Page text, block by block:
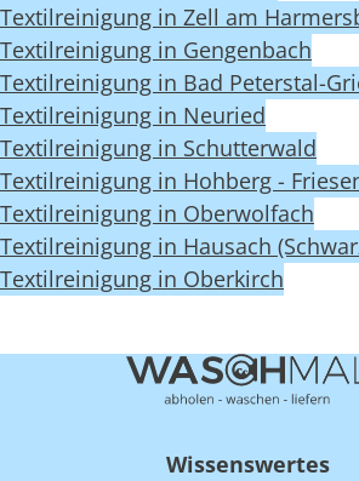
Textilreinigung in Zell am
Textilreinigung in Gengenbach
Textilreinigung in Bad Peterstal-
Textilreinigung in Neuried
Textilreinigung in Schutterwald
Textilreinigung in Hohberg -
Textilreinigung in Oberwolfach
Textilreinigung in Hausach
Textilreinigung in Oberkirch
Wissenswertes